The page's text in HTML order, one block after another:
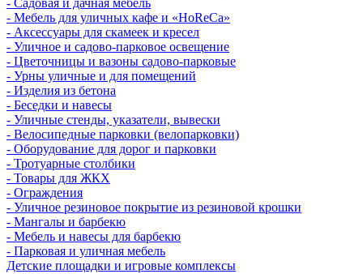
- Мебель для уличных кафе и «HoReCa»
- Аксессуары для скамеек и кресел
- Уличное и садово-парковое освещение
- Цветочницы и вазоны садово-парковые
- Урны уличные и для помещений
- Изделия из бетона
- Беседки и навесы
- Уличные стенды, указатели, вывески
- Велосипедные парковки (велопарковки)
- Оборудование для дорог и парковки
- Тротуарные столбики
- Товары для ЖКХ
- Ограждения
- Уличное резиновое покрытие из резиновой крошки
- Мангалы и барбекю
- Мебель и навесы для барбекю
- Парковая и уличная мебель
Детские площадки и игровые комплексы